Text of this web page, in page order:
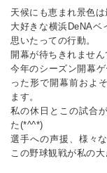
天候にも恵まれ景色は
大好きな横浜DeNAベ
思いたっての行動。
開幕が待ちきれませ
今年のシーズン開幕
った形で開幕前およ
ます。
私の休日とこの試合
た(*^^*)
選手への声援、様々
この野球観戦が私の